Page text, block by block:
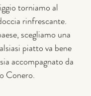
torniamo al
rinfrescante.
scegliamo una
piatto va bene
accompagnato da
Conero.